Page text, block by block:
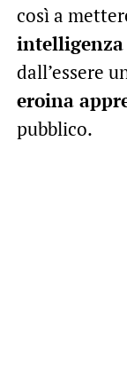
così a
intelligenza
dall’essere
eroina
pubblico.